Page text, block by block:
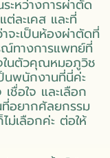
ะหว่างการผ่าตัด
ละเคส และที่
จะเป็นห้องผ่าตัดที่
ณ์ทางการแพทย์ที่
ในตัวคุณหมอภูวิช
นพนักงานที่นี่ค่ะ
ชื่อใจ และเลือก
อยากศัลยกรรม
ม่เลือกค่ะ ต่อให้